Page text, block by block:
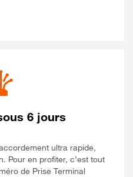
6 jours
ultra rapide,
Pour en profiter, c’est tout
de Prise Terminal